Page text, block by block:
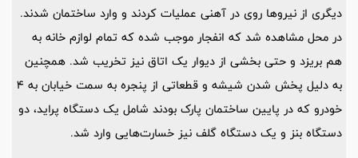
دیگری از نیروها روی در آهنی عملیات کردند و وارد ساختمان شدند.
در محل مشاهده شد که انفجار موجب شده که تمام لوازم خانه به
هم بریزد و حتی بخشی از دیوار یک اتاق نیز تخریب شد. همچنین
به دلیل پخش شدن شیشه و قطعاتی از پنجره به سمت خیابان به 4
خودرو که در پایین ساختمان پارک بودند شامل یک دستگاه پراید، دو
دستگاه بنز و یک دستگاه گلف نیز خسارت‌هایی وارد شد.